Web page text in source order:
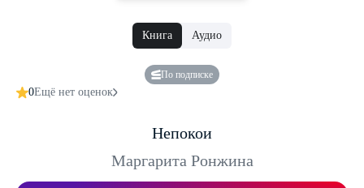
Книга Аудио
По подписке
0Ещё нет оценок
Непокои
Маргарита Ронжина